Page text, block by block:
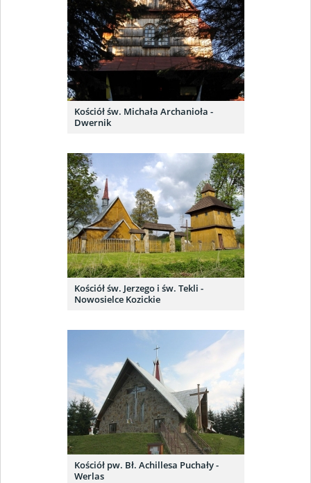
Kościół św. Michała Archanioła -
Dwernik
Kościół św. Jerzego i św. Tekli -
Nowosielce Kozickie
Kościół pw. Bł. Achillesa Puchały -
Werlas